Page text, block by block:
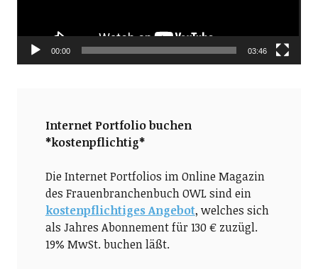
00:00 03:46
Internet Portfolio buchen
*kostenpflichtig*
Die Internet Portfolios im Online Magazin
des Frauenbranchenbuch OWL sind ein
kostenpflichtiges Angebot, welches sich
als Jahres Abonnement für 130 € zuzügl.
19% MwSt. buchen läßt.